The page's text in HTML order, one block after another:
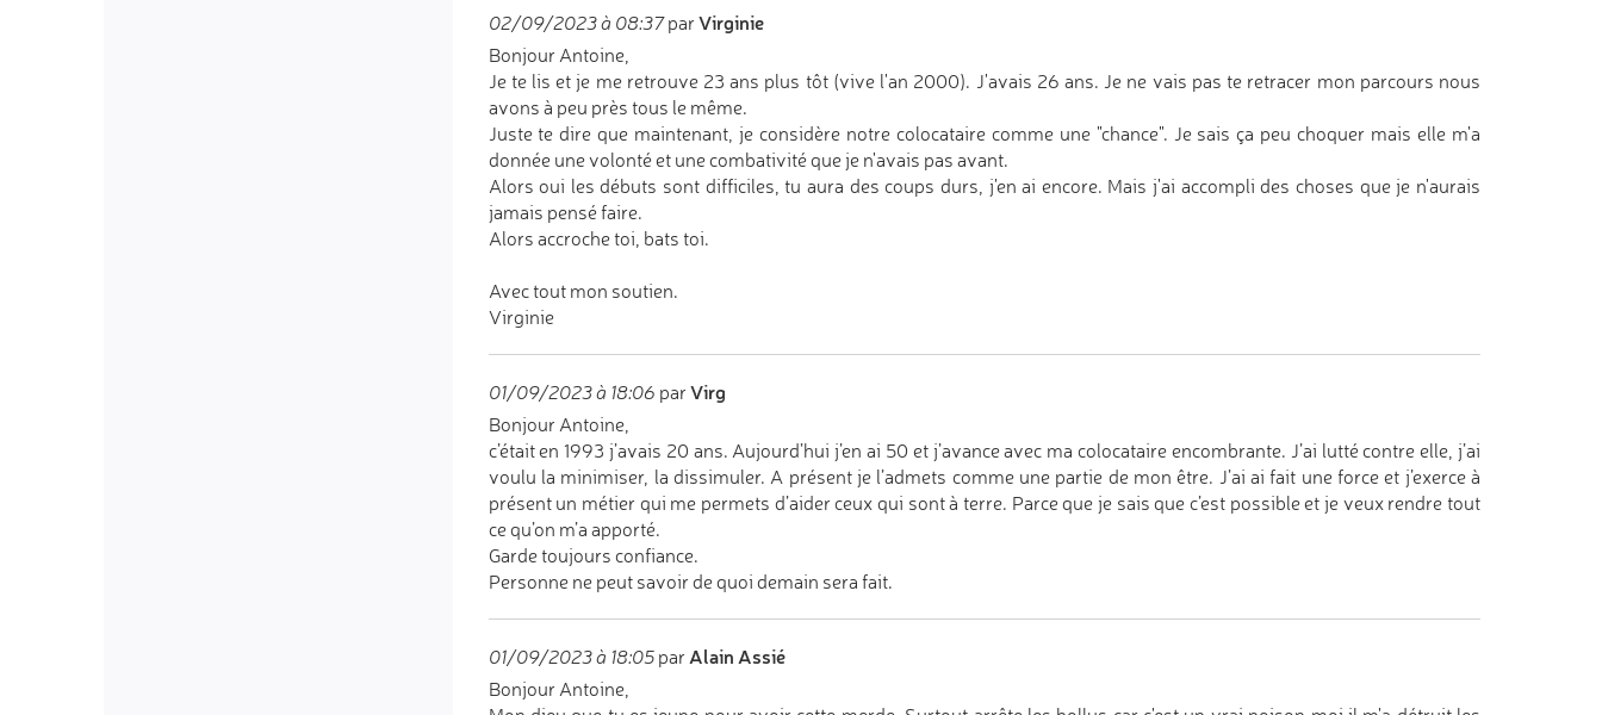
02/09/2023 à 08:37par Virginie
Bonjour Antoine,
Je te lis et je me retrouve 23 ans plus tôt (vive l'an 2000). J'avais 26 ans. Je ne vais pas te retracer mon parcours nous
avons à peu près tous le même.
Juste te dire que maintenant, je considère notre colocataire comme une "chance". Je sais ça peu choquer mais elle m'a
donnée une volonté et une combativité que je n'avais pas avant.
Alors oui les débuts sont difficiles, tu aura des coups durs, j'en ai encore. Mais j'ai accompli des choses que je n'aurais
jamais pensé faire.
Alors accroche toi, bats toi.
Avec tout mon soutien.
Virginie
01/09/2023 à 18:06 par Virg
Bonjour Antoine,
c’était en 1993 j’avais 20 ans. Aujourd’hui j’en ai 50 et j’avance avec ma colocataire encombrante. J’ai lutté contre elle, j’ai
voulu la minimiser, la dissimuler. A présent je l’admets comme une partie de mon être. J’ai ai fait une force et j’exerce à
présent un métier qui me permets d’aider ceux qui sont à terre. Parce que je sais que c’est possible et je veux rendre tout
ce qu’on m’a apporté.
Garde toujours confiance.
Personne ne peut savoir de quoi demain sera fait.
01/09/2023 à 18:05par Alain Assié
Bonjour Antoine,